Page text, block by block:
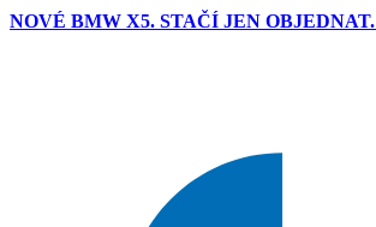
NOVÉ BMW X5. STAČÍ JEN OBJEDNAT.